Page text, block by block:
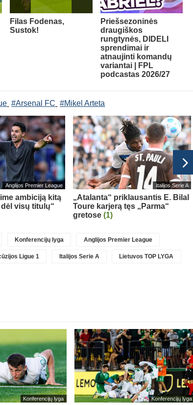
Filas Fodenas,
Sustok!
Priešsezoninės
draugiškos
rungtynės, DIDELI
sprendimai ir
atnaujinti komandų
variantai | FPL
podcastas 2026/27
#Arsenal FC #Mikel Arteta
Anglijos Premier League
ambiciją kitą
visų titulų“
Italijos Serie A
„Atalanta“ priklausantis E. Bilal
Toure karjerą tęs „Parma“
gretose (1)
Konferencijų lyga Anglijos Premier League
Ligue 1 Italijos Serie A Lietuvos TOP LYGA
Konferencijų lyga Konferencijų lyga